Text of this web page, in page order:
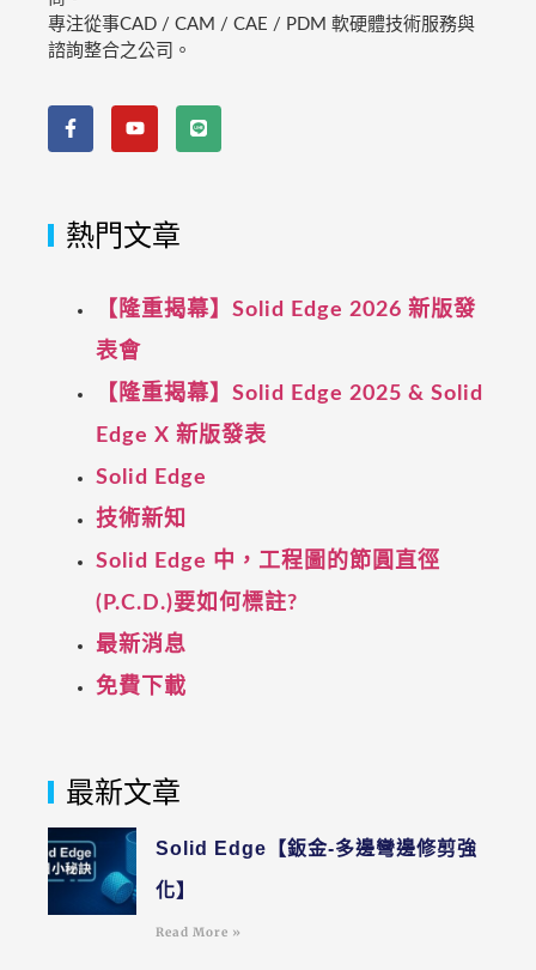
專注從事CAD / CAM / CAE / PDM 軟硬體技術服務與
諮詢整合之公司。
熱門文章
【隆重揭幕】Solid Edge 2026 新版發
表會
【隆重揭幕】Solid Edge 2025 & Solid
Edge X 新版發表
Solid Edge
技術新知
Solid Edge 中，工程圖的節圓直徑
(P.C.D.)要如何標註?
最新消息
免費下載
最新文章
Solid Edge【鈑金-多邊彎邊修剪強
化】
Read More »